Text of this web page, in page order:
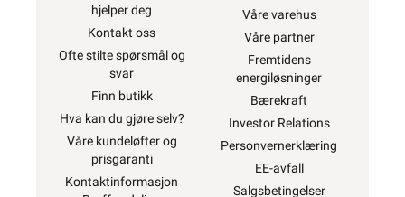
hjelper deg
Kontakt oss
Ofte stilte spørsmål og
svar
Finn butikk
Hva kan du gjøre selv?
Våre kundeløfter og
prisgaranti
Kontaktinformasjon
Våre varehus
Våre partner
Fremtidens
energiløsninger
Bærekraft
Investor Relations
Personvernerklæring
EE-avfall
Salgsbetingelser